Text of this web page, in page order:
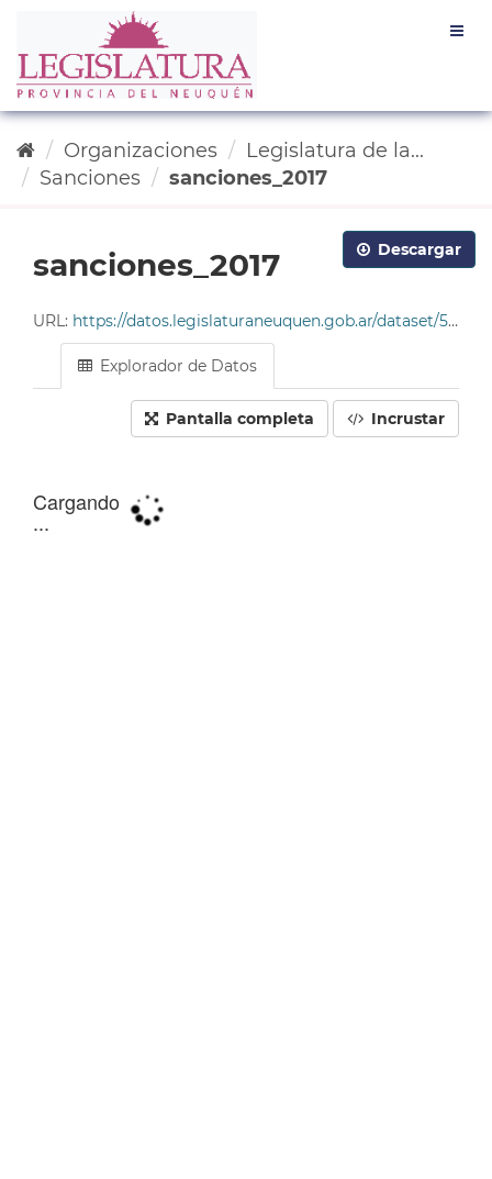
contenido
Organizaciones
Legislatura de la...
Sanciones
sanciones_2017
Descargar
sanciones_2017
URL: https://datos.legislaturaneuquen.gob.ar/dataset/585c96da-4678-49cf-9ddc-e2c93214563b/resource/6e054625-5bd3-4b2c-a87a-91f6ef93a3b8/download/tabla_sanciones_2017.csv
Explorador de Datos
Pantalla completa Incrustar